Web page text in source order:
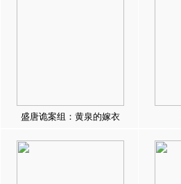
盛唐诡案组：黄泉的嫁衣